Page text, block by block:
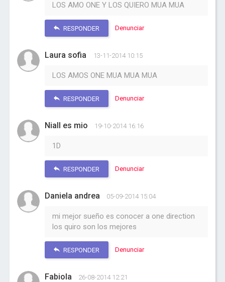
LOS AMO ONE Y LOS QUIERO MUA MUA
RESPONDER Denunciar
Laura sofia 13-11-2014 10:15
LOS AMOS ONE MUA MUA MUA
RESPONDER Denunciar
Niall es mio 19-10-2014 16:16
1D
RESPONDER Denunciar
Daniela andrea 05-09-2014 15:04
mi mejor sueño es conocer a one direction
los quiro son los mejores
RESPONDER Denunciar
Fabiola 26-08-2014 12:21